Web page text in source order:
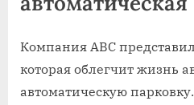
Компания ABC
которая облегчит жизнь
автоматическую